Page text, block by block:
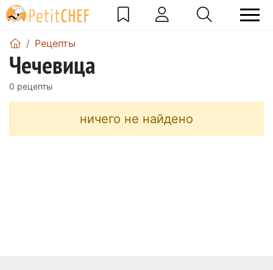
Pецепты
Чечевица
0 pецепты
ничего не найдено